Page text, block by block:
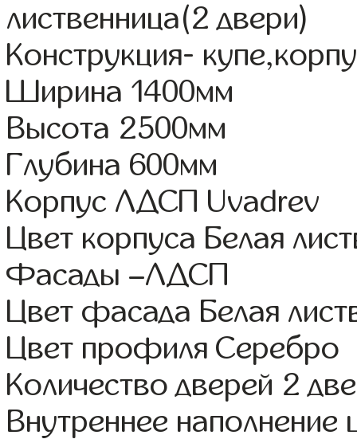
лиственница(2 двери)
Конструкция-
Ширина 1400мм
Высота 2500мм
Глубина 600мм
Корпус ЛДСП Uvadrev
Цвет корпуса Белая
Фасады –ЛДСП
Цвет фасада Белая
Цвет профиля Серебро
Количество дверей 2
Внутреннее